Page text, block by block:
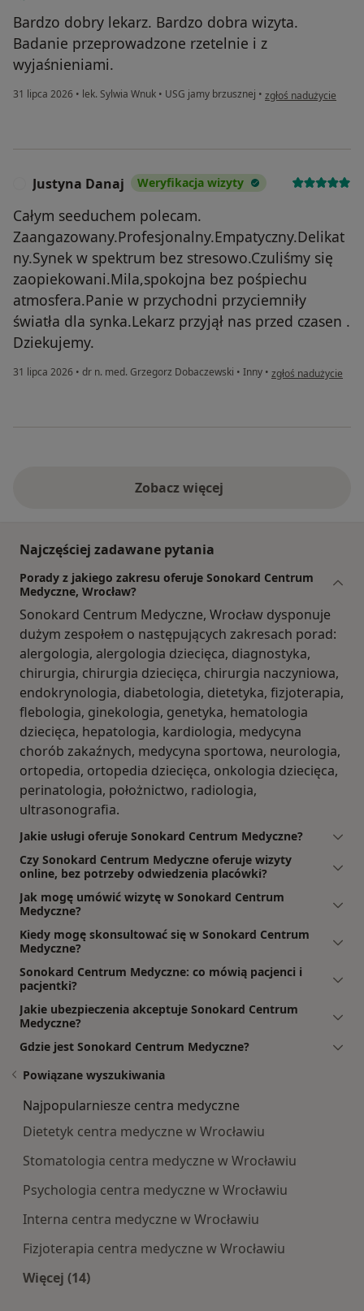
Bardzo dobry lekarz. Bardzo dobra wizyta.
Badanie przeprowadzone rzetelnie i z
wyjaśnieniami.
31 lipca 2026 • lek. Sylwia Wnuk • USG jamy brzusznej • w opinii użytkownika
zgłoś nadużycie
Justyna Danaj Weryfikacja wizyty
Całym seeduchem polecam.
Zaangazowany.Profesjonalny.Empatyczny.Delikat
ny.Synek w spektrum bez stresowo.Czuliśmy się
zaopiekowani.Mila,spokojna bez pośpiechu
atmosfera.Panie w przychodni przyciemniły
światła dla synka.Lekarz przyjął nas przed czasen .
Dziekujemy.
31 lipca 2026 • dr n. med. Grzegorz Dobaczewski • Inny • w opinii
zgłoś nadużycie
Zobacz więcej
Najczęściej zadawane pytania
Porady z jakiego zakresu oferuje Sonokard Centrum
Medyczne, Wrocław?
Sonokard Centrum Medyczne, Wrocław dysponuje
dużym zespołem o następujących zakresach porad:
alergologia, alergologia dziecięca, diagnostyka,
chirurgia, chirurgia dziecięca, chirurgia naczyniowa,
endokrynologia, diabetologia, dietetyka, fizjoterapia,
flebologia, ginekologia, genetyka, hematologia
dziecięca, hepatologia, kardiologia, medycyna
chorób zakaźnych, medycyna sportowa, neurologia,
ortopedia, ortopedia dziecięca, onkologia dziecięca,
perinatologia, położnictwo, radiologia,
ultrasonografia.
Jakie usługi oferuje Sonokard Centrum Medyczne?
Czy Sonokard Centrum Medyczne oferuje wizyty
online, bez potrzeby odwiedzenia placówki?
Jak mogę umówić wizytę w Sonokard Centrum
Medyczne?
Kiedy mogę skonsultować się w Sonokard Centrum
Medyczne?
Sonokard Centrum Medyczne: co mówią pacjenci i
pacjentki?
Jakie ubezpieczenia akceptuje Sonokard Centrum
Medyczne?
Gdzie jest Sonokard Centrum Medyczne?
Powiązane wyszukiwania
Najpopularniesze centra medyczne
Dietetyk centra medyczne w Wrocławiu
Stomatologia centra medyczne w Wrocławiu
Psychologia centra medyczne w Wrocławiu
Interna centra medyczne w Wrocławiu
Fizjoterapia centra medyczne w Wrocławiu
Więcej (14)